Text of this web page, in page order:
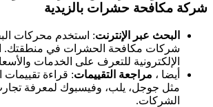
شركة مكافحة حشرات بالزيدية
البحث عبر الإنترنت: استخدم محركات
شركات مكافحة الحشرات في منطقتك.
الإلكترونية للتعرف على الخدمات
أيضا ، مراجعة التقييمات: قراءة تقييمات
مثل جوجل، يلب، وفيسبوك لمعرفة
الشركات.